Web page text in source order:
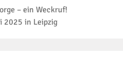
– ein Weckruf!
2025 in Leipzig